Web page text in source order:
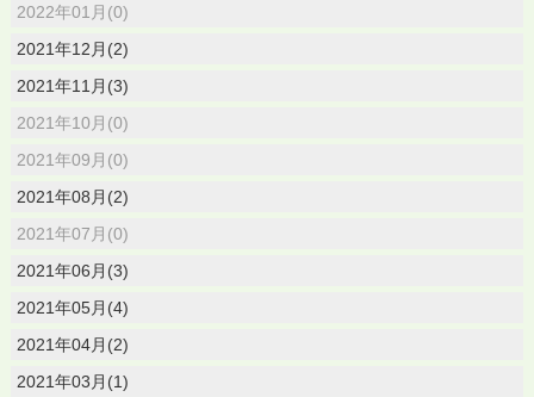
2022年01月(0)
2021年12月(2)
2021年11月(3)
2021年10月(0)
2021年09月(0)
2021年08月(2)
2021年07月(0)
2021年06月(3)
2021年05月(4)
2021年04月(2)
2021年03月(1)